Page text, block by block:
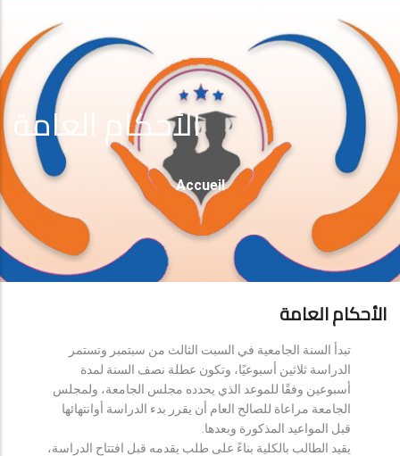
الأحكام العامة
Fil
D'Ariane
Accueil
الأحكام العامة
تبدأ السنة الجامعية في السبت الثالث من سبتمبر وتستمر
الدراسة ثلاثين أسبوعيًا، وتكون عطلة نصف السنة لمدة
أسبوعين وفقًا للموعد الذي يحدده مجلس الجامعة، ولمجلس
الجامعة مراعاة للصالح العام أن يقرر بدء الدراسة أوانتهائها
قبل المواعيد المذكورة وبعدها.
يقيد الطالب بالكلية بناءً على طلب يقدمه قبل افتتاح الدراسة،